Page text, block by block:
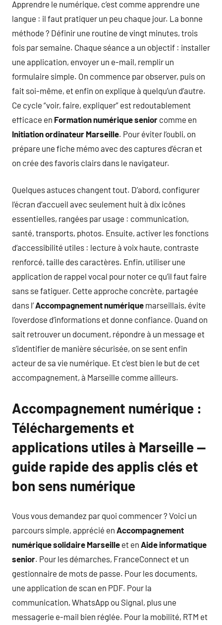
Apprendre le numérique, c’est comme apprendre une
langue : il faut pratiquer un peu chaque jour. La bonne
méthode ? Définir une routine de vingt minutes, trois
fois par semaine. Chaque séance a un objectif : installer
une application, envoyer un e-mail, remplir un
formulaire simple. On commence par observer, puis on
fait soi-même, et enfin on explique à quelqu’un d’autre.
Ce cycle “voir, faire, expliquer” est redoutablement
efficace en Formation numérique senior comme en
Initiation ordinateur Marseille. Pour éviter l’oubli, on
prépare une fiche mémo avec des captures d’écran et
on crée des favoris clairs dans le navigateur.
Quelques astuces changent tout. D’abord, configurer
l’écran d’accueil avec seulement huit à dix icônes
essentielles, rangées par usage : communication,
santé, transports, photos. Ensuite, activer les fonctions
d’accessibilité utiles : lecture à voix haute, contraste
renforcé, taille des caractères. Enfin, utiliser une
application de rappel vocal pour noter ce qu’il faut faire
sans se fatiguer. Cette approche concrète, partagée
dans l’Accompagnement numérique marseillais, évite
l’overdose d’informations et donne confiance. Quand on
sait retrouver un document, répondre à un message et
s’identifier de manière sécurisée, on se sent enfin
acteur de sa vie numérique. Et c’est bien le but de cet
accompagnement, à Marseille comme ailleurs.
Accompagnement numérique :
Téléchargements et
applications utiles à Marseille —
guide rapide des applis clés et
bon sens numérique
Vous vous demandez par quoi commencer ? Voici un
parcours simple, apprécié en Accompagnement
numérique solidaire Marseille et en Aide informatique
senior. Pour les démarches, FranceConnect et un
gestionnaire de mots de passe. Pour les documents,
une application de scan en PDF. Pour la
communication, WhatsApp ou Signal, plus une
messagerie e-mail bien réglée. Pour la mobilité, RTM et